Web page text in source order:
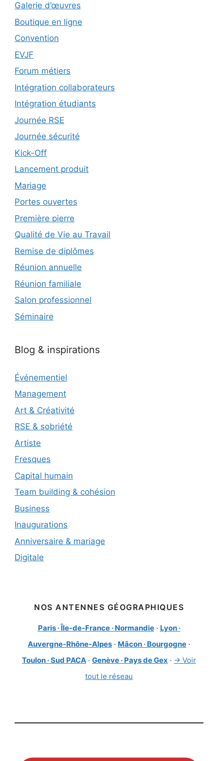
Galerie d’œuvres
Boutique en ligne
Convention
EVJF
Forum métiers
Intégration collaborateurs
Intégration étudiants
Journée RSE
Journée sécurité
Kick-Off
Lancement produit
Mariage
Portes ouvertes
Première pierre
Qualité de Vie au Travail
Remise de diplômes
Réunion annuelle
Réunion familiale
Salon professionnel
Séminaire
Blog & inspirations
Événementiel
Management
Art & Créativité
RSE & sobriété
Artiste
Fresques
Capital humain
Team building & cohésion
Business
Inaugurations
Anniversaire & mariage
Digitale
NOS ANTENNES GÉOGRAPHIQUES
Paris · Île-de-France · Normandie· Lyon ·
Auvergne-Rhône-Alpes · Mâcon · Bourgogne ·
Toulon · Sud PACA · Genève · Pays de Gex · → Voir
tout le réseau